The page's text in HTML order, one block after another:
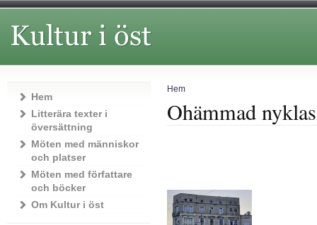
Hem
Ohämmad
Hem
Litterära texter i
översättning
Möten med människor
och platser
Möten med författare
och böcker
Om Kultur i öst